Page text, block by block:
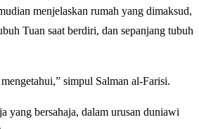
menjelaskan rumah yang dimaksud,
Tuan saat berdiri, dan sepanjang tubuh
simpul Salman al-Farisi.
yang bersahaja, dalam urusan duniawi